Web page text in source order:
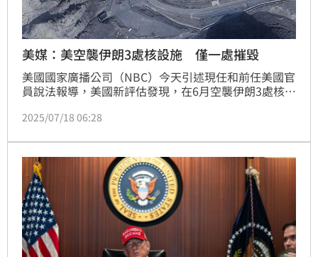
美媒：美空襲伊朗3處核設施 僅一處摧毀
美國國家廣播公司（NBC）今天引述現任和前任美國官
員說法報導，美國新評估發現，在6月空襲伊朗3處核設
嚴重。
2025/07/18 06:28